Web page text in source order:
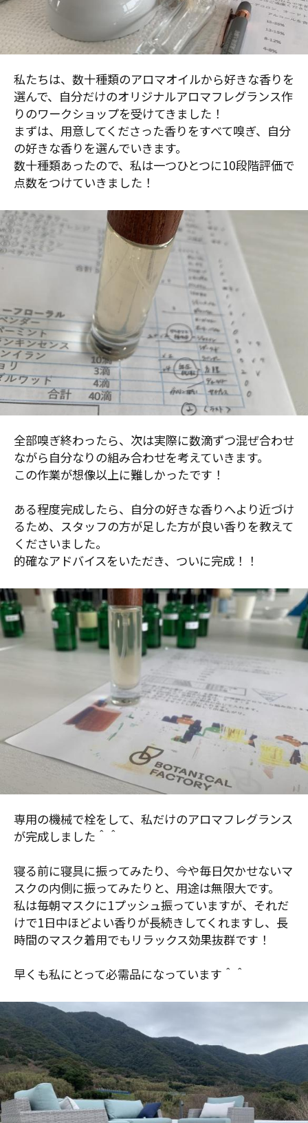
私たちは、数十種類のアロマオイルから好きな香りを
選んで、自分だけのオリジナルアロマフレグランス作
りのワークショップを受けてきました！
まずは、用意してくださった香りをすべて嗅ぎ、自分
の好きな香りを選んでいきます。
数十種類あったので、私は一つひとつに10段階評価で
点数をつけていきました！
全部嗅ぎ終わったら、次は実際に数滴ずつ混ぜ合わせ
ながら自分なりの組み合わせを考えていきます。
この作業が想像以上に難しかったです！
ある程度完成したら、自分の好きな香りへより近づけ
るため、スタッフの方が足した方が良い香りを教えて
くださいました。
的確なアドバイスをいただき、ついに完成！！
専用の機械で栓をして、私だけのアロマフレグランス
が完成しました＾＾
寝る前に寝具に振ってみたり、今や毎日欠かせないマ
スクの内側に振ってみたりと、用途は無限大です。
私は毎朝マスクに1プッシュ振っていますが、それだ
けで1日中ほどよい香りが長続きしてくれますし、長
時間のマスク着用でもリラックス効果抜群です！
早くも私にとって必需品になっています＾＾